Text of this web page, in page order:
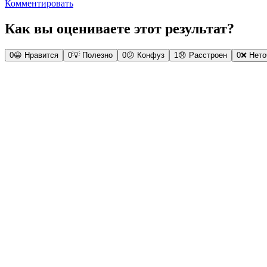
Комментировать
Как вы оцениваете этот результат?
0😀 Нравится 0💡 Полезно 0😕 Конфуз 1😞 Расстроен 0❌